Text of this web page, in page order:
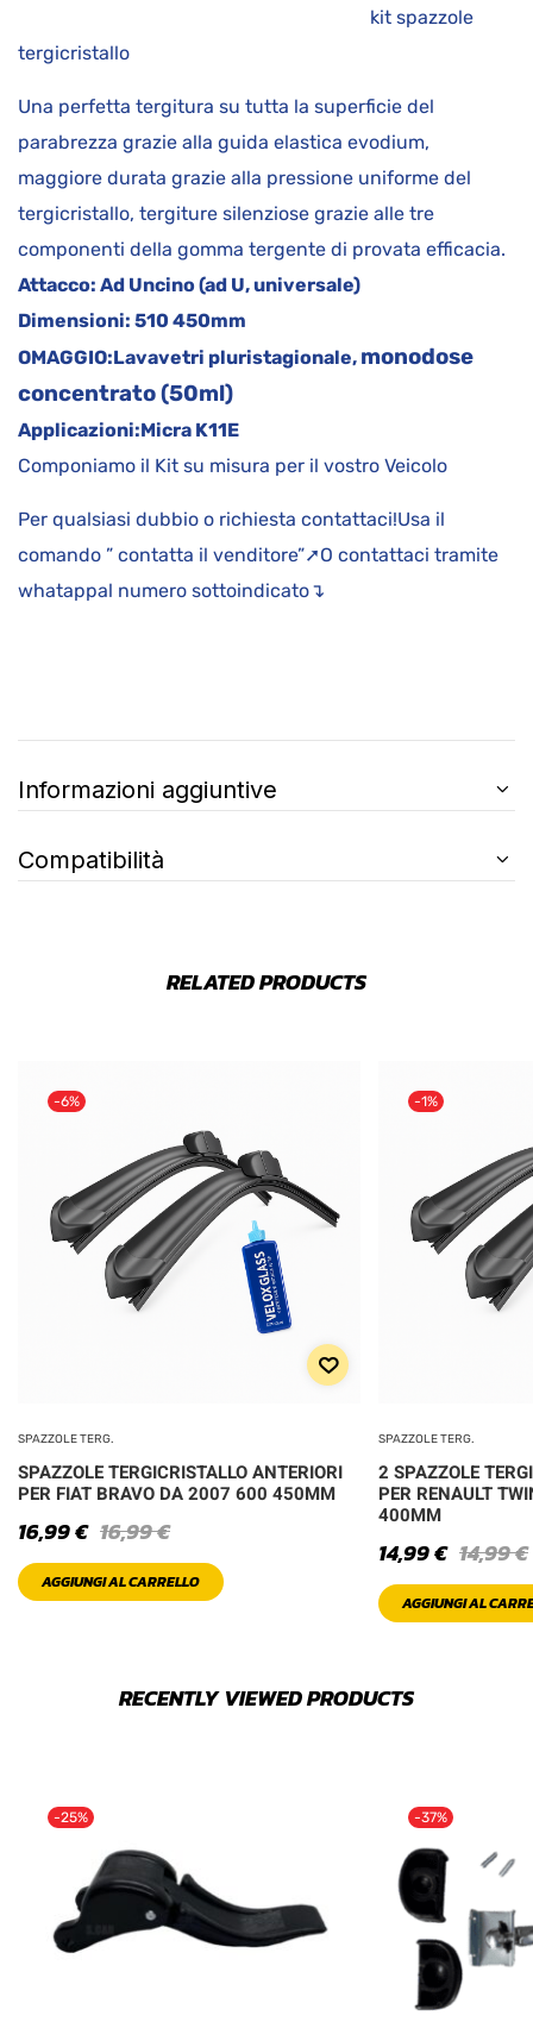
kit spazzole
tergicristallo
Una perfetta tergitura su tutta la superficie del
parabrezza grazie alla guida elastica evodium,
maggiore durata grazie alla pressione uniforme del
tergicristallo, tergiture silenziose grazie alle tre
componenti della gomma tergente di provata efficacia.
Attacco: Ad Uncino (ad U, universale)
Dimensioni: 510 450mm
OMAGGIO:Lavavetri pluristagionale, monodose
concentrato (50ml)
Applicazioni:Micra K11E
Componiamo il Kit su misura per il vostro Veicolo
Per qualsiasi dubbio o richiesta contattaci!Usa il
comando ” contatta il venditore”➚O contattaci tramite
whatappal numero sottoindicato↴
Informazioni aggiuntive
Compatibilità
RELATED PRODUCTS
-6%
SPAZZOLE TERG.
SPAZZOLE TERGICRISTALLO ANTERIORI
PER FIAT BRAVO DA 2007 600 450MM
16,99€
16,99€
AGGIUNGI AL CARRELLO
-1%
SPAZZOLE TERG.
2 SPAZZOLE
PER RENAULT
400MM
14,99€
14,99€
AGGIUNGI AL
RECENTLY VIEWED PRODUCTS
-25% -37%